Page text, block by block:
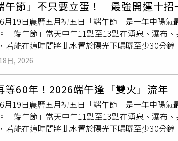
讓國民黨重新執政，「自己的國家自己救！」
，首播第一集就上演全季最火爆的對峙戲碼。
跟以前同是西北嘻哈廠牌「紅花會」的
弛的Layback唱法，以115票拿下比賽。小白現
」，昔日戰友今日舞台重逢，賽場上見真章，賽
之處，「我在比較AI與畫家作品時，對藝術創作
以較直接、娛樂化的方式表達想法，卻忽略創
阿嘎受妻子「二伯」慫恿，於股市崩跌時投入
身為「網紅長青樹」，他在2024年和前員工蘿
其實名下是有9間房分別為在北部7間、嘉義老
第三大單日跌點，千金股重挫之際，蔡阿嘎也被
好奇蔡阿嘎的財力，在PTT以「蔡阿嘎是不是超
，而且員工年薪有兩百萬，代表蔡阿嘎超有錢吧
，你以為?」、「早期的yt就像早期台灣的藝人
、「他有幾個億吧」、「YT界郭台銘」、「真
給的也多，做公益也不少」。 更多三立新聞網
午節」不只要立蛋！ 最強開運十招
月19日農曆五月初五日「端午節」是一年中陽
「端午節」當天中午11點至13點在湧泉、瀑布
若能在這時間將此水置於陽光下曝曬至少30分
」，存放於陰涼之處，很神奇的是至今仍沒
以硃砂加此「午時水」，趨吉避凶的效用會更好
午節」這天打掃家裡，中午11點至13點將門窗全
，可以讓房子轉運，尤其是運勢或健康正處於
或家裡水龍頭接存起來的水，稱為「午時水」
天中午11點至13點用碗盛「午時水」，取一綠
厝由頂樓灑淨至樓梯，然後由樓梯再灑淨至下
日, 2026
等60年！2026端午逢「雙火」流年
月19日農曆五月初五日「端午節」是一年中陽
「端午節」當天中午11點至13點在湧泉、瀑布
若能在這時間將此水置於陽光下曝曬至少30分